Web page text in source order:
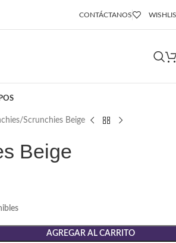
CONTÁCTANOS
Scrunchies Beige
Beige
AGREGAR AL CARRITO